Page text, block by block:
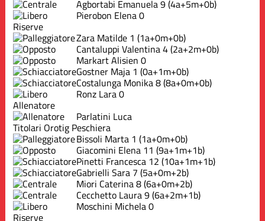
Agbortabi Emanuela9(4a+5m+0b)
Pierobon Elena0
Riserve
Zara Matilde 1 (1a+0m+0b)
Cantaluppi Valentina4(2a+2m+0b)
Markart Alisien 0
Gostner Maja 1 (0a+1m+0b)
Costalunga Monika8(8a+0m+0b)
Ronz Lara0
Allenatore
Parlatini Luca
Titolari Orotig Peschiera
Bissoli Marta 1 (1a+0m+0b)
Giacomini Elena 11 (9a+1m+1b)
Pinetti Francesca 12 (10a+1m+1b)
Gabrielli Sara 7 (5a+0m+2b)
Miori Caterina8(6a+0m+2b)
Cecchetto Laura9(6a+2m+1b)
Moschini Michela0
Riserve